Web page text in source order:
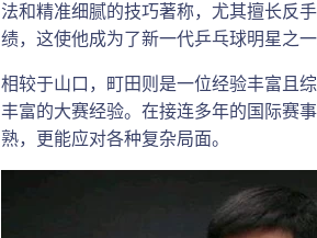
法和精准细腻的技巧著称，尤其擅长反
绩，这使他成为了新一代乒乓球明星之一
相较于山口，町田则是一位经验丰富且
丰富的大赛经验。在接连多年的国际赛
熟，更能应对各种复杂局面。